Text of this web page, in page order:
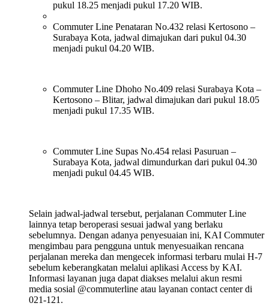
pukul 18.25 menjadi pukul 17.20 WIB.
Commuter Line Penataran No.432 relasi Kertosono –
Surabaya Kota, jadwal dimajukan dari pukul 04.30
menjadi pukul 04.20 WIB.
Commuter Line Dhoho No.409 relasi Surabaya Kota –
Kertosono – Blitar, jadwal dimajukan dari pukul 18.05
menjadi pukul 17.35 WIB.
Commuter Line Supas No.454 relasi Pasuruan –
Surabaya Kota, jadwal dimundurkan dari pukul 04.30
menjadi pukul 04.45 WIB.
Selain jadwal-jadwal tersebut, perjalanan Commuter Line
lainnya tetap beroperasi sesuai jadwal yang berlaku
sebelumnya. Dengan adanya penyesuaian ini, KAI Commuter
mengimbau para pengguna untuk menyesuaikan rencana
perjalanan mereka dan mengecek informasi terbaru mulai H-7
sebelum keberangkatan melalui aplikasi Access by KAI.
Informasi layanan juga dapat diakses melalui akun resmi
media sosial @commuterline atau layanan contact center di
021-121.